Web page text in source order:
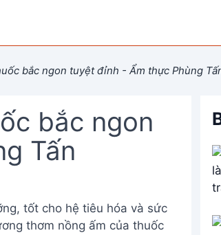
bắc ngon tuyệt đỉnh - Ẩm thực Phùng
bắc ngon
Tấn
tốt cho hệ tiêu hóa và sức
thơm nồng ấm của thuốc